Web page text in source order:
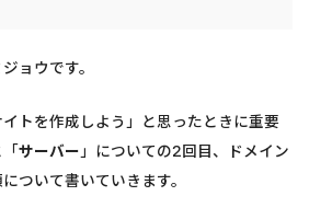
ョウです。
トを作成しよう」と思ったときに重要
「サーバー」についての2回目、ドメイン
ついて書いていきます。